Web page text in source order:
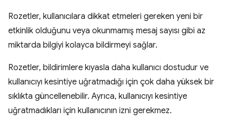
Rozetler, kullanıcılara dikkat etmeleri gereken yeni bir
etkinlik olduğunu veya okunmamış mesaj sayısı gibi az
miktarda bilgiyi kolayca bildirmeyi sağlar.
Rozetler, bildirimlere kıyasla daha kullanıcı dostudur ve
kullanıcıyı kesintiye uğratmadığı için çok daha yüksek bir
sıklıkta güncellenebilir. Ayrıca, kullanıcıyı kesintiye
uğratmadıkları için kullanıcının izni gerekmez.